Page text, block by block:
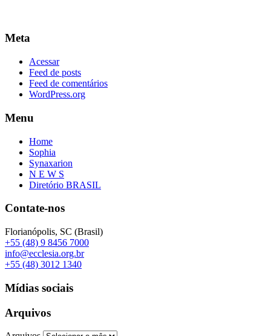
Meta
Acessar
Feed de posts
Feed de comentários
WordPress.org
Menu
Home
Sophia
Synaxarion
N E W S
Diretório BRASIL
Contate-nos
Florianópolis, SC (Brasil)
+55 (48) 9 8456 7000
info@ecclesia.org.br
+55 (48) 3012 1340
Mídias sociais
Arquivos